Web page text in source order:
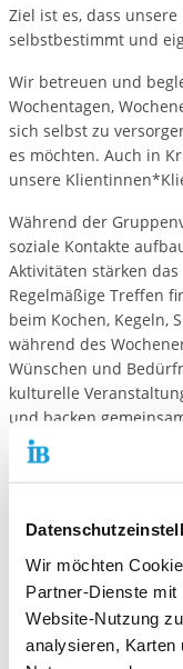
Wir möchten
Partner-Dienste
Website-Nutzung
analysieren, Karten
Ziel ist es, dass
selbstbestimmt und
Wir betreuen und
Wochentagen,
sich selbst zu
es möchten. Auch in
unsere
Während der
soziale Kontakte
Aktivitäten stärken
Regelmäßige Treffen
beim Kochen, Kegeln,
während des
Wünschen und
kulturelle
und backen
Unser Beratungs-
genannt, liegt in der
sind zentral gelegen
Treffpunkte und für
Silvester etc. genutzt.
Bewohner*innen die
bieten wir